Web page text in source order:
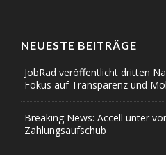
NEUESTE BEITRÄGE
JobRad veröffentlicht dritten
Fokus auf Transparenz und
Breaking News: Accell unter
Zahlungsaufschub